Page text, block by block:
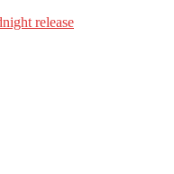
release